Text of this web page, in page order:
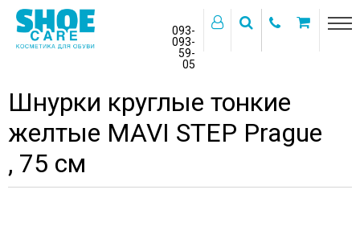
093-
093-
59-
05
Шнурки круглые тонкие
желтые MAVI STEP Prague
, 75 см